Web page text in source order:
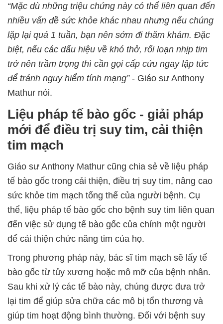
“Mặc dù những triệu chứng này có thể liên quan đến
nhiều vấn đề sức khỏe khác nhau nhưng nếu chúng
lặp lại quá 1 tuần, bạn nên sớm đi thăm khám. Đặc
biệt, nếu các dấu hiệu về khó thở, rối loạn nhịp tim
trở nên trầm trọng thì cần gọi cấp cứu ngay lập tức
để tránh nguy hiểm tính mạng” - Giáo sư Anthony
Mathur nói.
Liệu pháp tế bào gốc - giải pháp
mới để điều trị suy tim, cải thiện
tim mạch
Giáo sư Anthony Mathur cũng chia sẻ về liệu pháp
tế bào gốc trong cải thiện, điều trị suy tim, nâng cao
sức khỏe tim mạch tổng thể của người bệnh. Cụ
thể, liệu pháp tế bào gốc cho bệnh suy tim liên quan
đến việc sử dụng tế bào gốc của chính một người
để cải thiện chức năng tim của họ.
Trong phương pháp này, bác sĩ tim mạch sẽ lấy tế
bào gốc từ tủy xương hoặc mô mỡ của bệnh nhân.
Sau khi xử lý các tế bào này, chúng được đưa trở
lại tim để giúp sửa chữa các mô bị tổn thương và
giúp tim hoạt động bình thường. Đối với bệnh suy